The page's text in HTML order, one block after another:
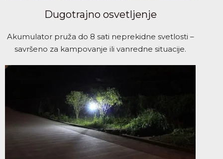
Dugotrajno osvetljenje
Akumulator pruža do 8 sati neprekidne svetlosti –
savršeno za kampovanje ili vanredne situacije.